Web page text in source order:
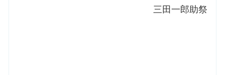
三田一郎助祭